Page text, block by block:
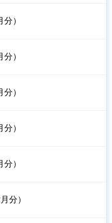
）
）
）
）
）
分）